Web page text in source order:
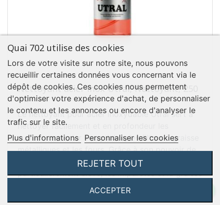
Nettoyant acier inox Utral, Nettoyant, 250
ml
Le nettoyant pour acier inoxydable Utral sert à
nettoyer facilement et en profondeur les
surfaces en acier inoxydable, les filtres à graisse
métalliques et les fours. Grâce à son pouvoir de
dissolution de la saleté et de la graisse
particulièrement élevé, les impuretés et la graisse
facile, le nettoyant est équipé d'un embout de
Quai 702 utilise des cookies
Lors de votre visite sur notre site, nous pouvons
recueillir certaines données vous concernant via le
dépôt de cookies. Ces cookies nous permettent
d'optimiser votre expérience d'achat, de personnaliser
le contenu et les annonces ou encore d'analyser le
trafic sur le site.
Plus d'informations
Personnaliser les cookies
REJETER TOUT
ACCEPTER